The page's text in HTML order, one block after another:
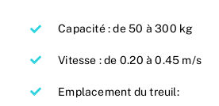
Capacité : de 50 à 300 kg
Vitesse : de 0.20 à 0.45 m/s
Emplacement du treuil: